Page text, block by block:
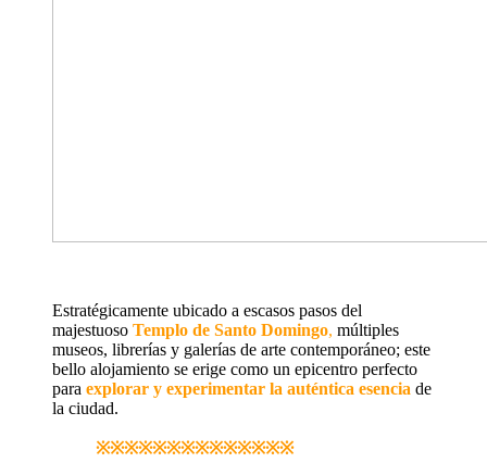
Estratégicamente ubicado a escasos pasos del
majestuoso Templo de Santo Domingo, múltiples
museos, librerías y galerías de arte contemporáneo; este
bello alojamiento se erige como un epicentro perfecto
para explorar y experimentar la auténtica esencia de
la ciudad.
※※※※※※※※※※※※※※